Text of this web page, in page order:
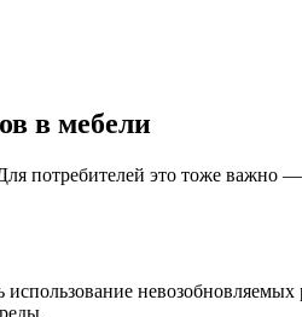
в мебели
потребителей это тоже